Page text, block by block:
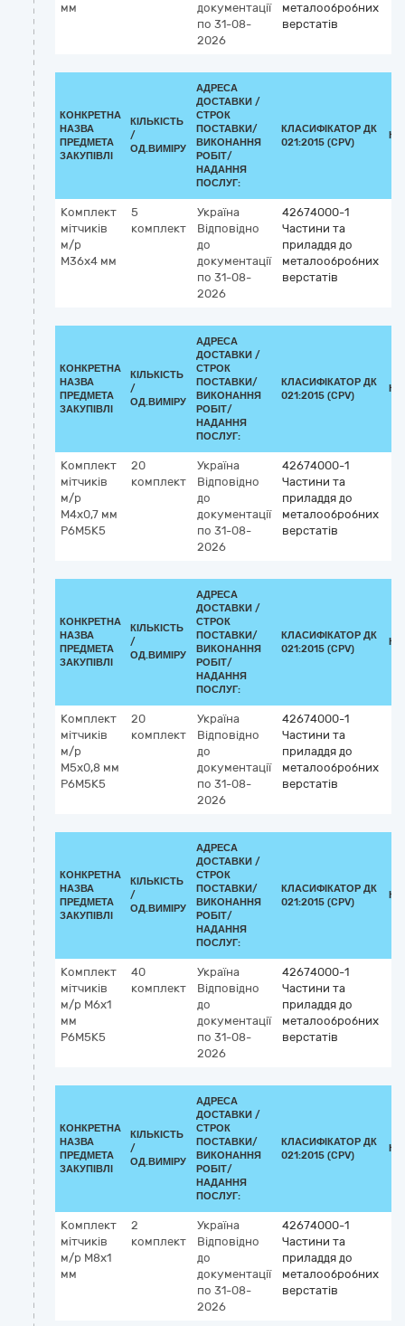
мм
документації
по 31-08-
2026
металообробних
верстатів
КОНКРЕТНА
НАЗВА
ПРЕДМЕТА
ЗАКУПІВЛІ
КІЛЬКІСТЬ
/
ОД.ВИМІРУ
АДРЕСА
ДОСТАВКИ /
СТРОК
ПОСТАВКИ/
ВИКОНАННЯ
РОБІТ/
НАДАННЯ
ПОСЛУГ:
КЛАСИФІКАТОР ДК
021:2015 (CPV)
Комплект
мітчиків
м/р
М36х4 мм
5
комплект
Україна
Відповідно
до
документації
по 31-08-
2026
42674000-1
Частини та
приладдя до
металообробних
верстатів
КОНКРЕТНА
НАЗВА
ПРЕДМЕТА
ЗАКУПІВЛІ
КІЛЬКІСТЬ
/
ОД.ВИМІРУ
АДРЕСА
ДОСТАВКИ /
СТРОК
ПОСТАВКИ/
ВИКОНАННЯ
РОБІТ/
НАДАННЯ
ПОСЛУГ:
КЛАСИФІКАТОР ДК
021:2015 (CPV)
Комплект
мітчиків
м/р
М4х0,7 мм
Р6М5К5
20
комплект
Україна
Відповідно
до
документації
по 31-08-
2026
42674000-1
Частини та
приладдя до
металообробних
верстатів
КОНКРЕТНА
НАЗВА
ПРЕДМЕТА
ЗАКУПІВЛІ
КІЛЬКІСТЬ
/
ОД.ВИМІРУ
АДРЕСА
ДОСТАВКИ /
СТРОК
ПОСТАВКИ/
ВИКОНАННЯ
РОБІТ/
НАДАННЯ
ПОСЛУГ:
КЛАСИФІКАТОР ДК
021:2015 (CPV)
Комплект
мітчиків
м/р
М5х0,8 мм
Р6М5К5
20
комплект
Україна
Відповідно
до
документації
по 31-08-
2026
42674000-1
Частини та
приладдя до
металообробних
верстатів
КОНКРЕТНА
НАЗВА
ПРЕДМЕТА
ЗАКУПІВЛІ
КІЛЬКІСТЬ
/
ОД.ВИМІРУ
АДРЕСА
ДОСТАВКИ /
СТРОК
ПОСТАВКИ/
ВИКОНАННЯ
РОБІТ/
НАДАННЯ
ПОСЛУГ:
КЛАСИФІКАТОР ДК
021:2015 (CPV)
Комплект
мітчиків
м/р М6х1
мм
Р6М5К5
40
комплект
Україна
Відповідно
до
документації
по 31-08-
2026
42674000-1
Частини та
приладдя до
металообробних
верстатів
КОНКРЕТНА
НАЗВА
ПРЕДМЕТА
ЗАКУПІВЛІ
КІЛЬКІСТЬ
/
ОД.ВИМІРУ
АДРЕСА
ДОСТАВКИ /
СТРОК
ПОСТАВКИ/
ВИКОНАННЯ
РОБІТ/
НАДАННЯ
ПОСЛУГ:
КЛАСИФІКАТОР ДК
021:2015 (CPV)
Комплект
мітчиків
м/р М8х1
мм
2
комплект
Україна
Відповідно
до
документації
по 31-08-
2026
42674000-1
Частини та
приладдя до
металообробних
верстатів